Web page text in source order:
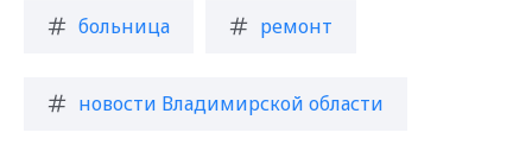
больница ремонт
новости Владимирской области